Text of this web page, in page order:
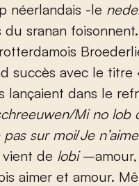
néerlandais -le
du sranan
succès avec le titre
lançaient dans le
Mi no lob
pas sur moi/Je
de lobi–amour,
aimer et amour.